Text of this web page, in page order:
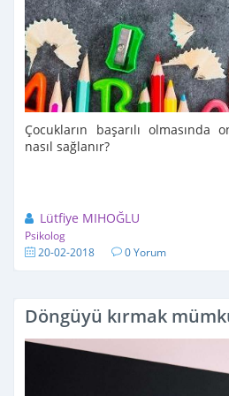
Çocukların başarılı olmasında
nasıl sağlanır?
Lütfiye MIHOĞLU
Psikolog
20-02-2018 0 Yorum
Döngüyü kırmak